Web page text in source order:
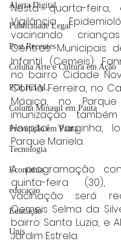
Alerta Digital
Publicidade Legal
Post Recentes
Coluna Arte e Cultura em Ação
POLICIAL
Coluna Minasul em Pauta
Prevenção em Pauta
Tecnologia
Economia
educaçao
Educação
Unis
Nesta quarta-feira,
Vigilância
vacinando
Centros Municipais
Infantil (Cemeis):
no bairro Cidade
Corina Ferreira, no
Mágica, no
imunização
Hospital Varginha,
Parque Mariela.
A programação
quinta-feira
vacinação será
Cemeis Selma da
bairro Santa Luzia, e
Jardim Estrela.